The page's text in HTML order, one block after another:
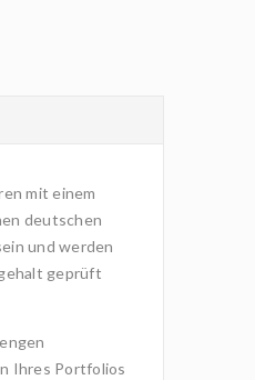
mit einem
deutschen
und werden
geprüft
Ihres Portfolios